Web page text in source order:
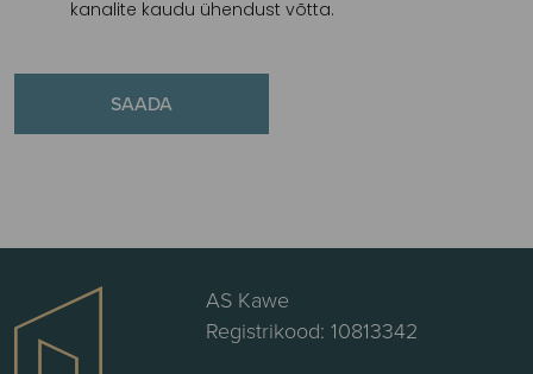
kanalite kaudu ühendust võtta.
AS Kawe
Registrikood: 10813342